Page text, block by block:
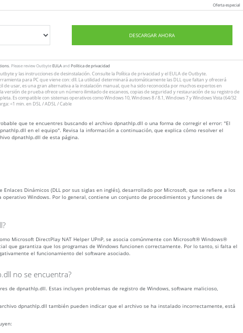
Oferta especial
DESCARGAR AHORA
. Please review OutbyteEULAandPolítica de privacidad
y las instruccionesde desinstalación. Consultela Política de privacidad y el EULAde Outbyte.
para PC que viene con: dll. La utilidad determinará automáticamente las DLL que faltan y ofrecerá
de usar, es una gran alternativa a la instalación manual, que ha sido reconocida por muchos expertos en
versión de prueba ofrece un número ilimitado de escaneos, copias de seguridad y restauración de su registro de
Es compatible con sistemas operativos como Windows 10, Windows 8 / 8.1, Windows 7 y Windows Vista (64/32
<1 min. en DSL / ADSL / Cable
que te encuentres buscando el archivo dpnathlp.dll o una forma de corregir el error: "El
en el equipo". Revisa la información a continuación, que explica cómo resolver el
dpnathlp.dll de esta página.
Dinámicos (DLL por sus siglas en inglés), desarrollado por Microsoft, que se refiere a los
Windows. Por lo general, contiene un conjunto de procedimientos y funciones de
Microsoft DirectPlay NAT Helper UPnP, se asocia comúnmente con Microsoft® Windows®
que garantiza que los programas de Windows funcionen correctamente. Por lo tanto, si falta el
el funcionamiento del software asociado.
no se encuentra?
de dpnathlp.dll. Estas incluyen problemas de registro de Windows, software malicioso,
dpnathlp.dll también pueden indicar que el archivo se ha instalado incorrectamente, está